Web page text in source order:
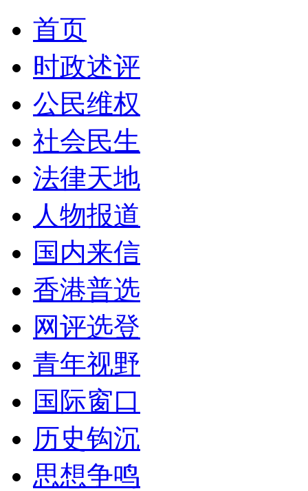
首页
时政述评
公民维权
社会民生
法律天地
人物报道
国内来信
香港普选
网评选登
青年视野
国际窗口
历史钩沉
思想争鸣